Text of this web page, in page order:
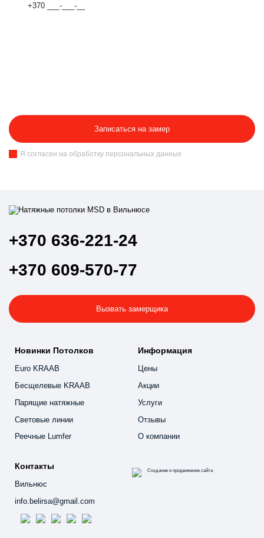
Записаться на замер
Я согласен на обработку персональных данных
+370 636-221-24
+370 609-570-77
Вызвать замерщика
Новинки Потолков
Euro KRAAB
Бесщелевые KRAAB
Парящие натяжные
Световые линии
Реечные Lumfer
Информация
Цены
Акции
Услуги
Отзывы
О компании
Контакты
Вильнюс
info.belirsa@gmail.com